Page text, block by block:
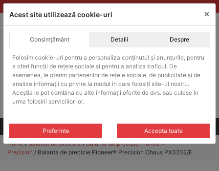
Skip
to
ACHIZITII PUBLICE
Produsele pot fi achizitionate si in sistemul SEAP / SICAP
Products
search
CAUTARE
Toate produsele
Home/Balante de precizie/Balante de precizie Pioneer®
Precision / Balanta de precizie Pioneer® Precision Ohaus PX3202/E
Acest site utilizează cookie-uri ×
Consimțământ Detalii Despre
Folosim cookie-uri pentru a personaliza conținutul și anunțurile, pentru
a oferi funcții de rețele sociale și pentru a analiza traficul. De
asemenea, le oferim partenerilor de rețele sociale, de publicitate și de
analize informații cu privire la modul în care folosiți site-ul nostru.
Aceștia le pot combina cu alte informații oferite de dvs. sau culese în
urma folosirii serviciilor lor.
Preferinte Accepta toate